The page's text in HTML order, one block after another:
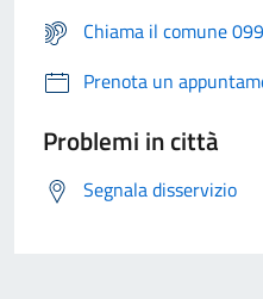
Chiama il comune
Prenota un
Problemi in città
Segnala disservizio